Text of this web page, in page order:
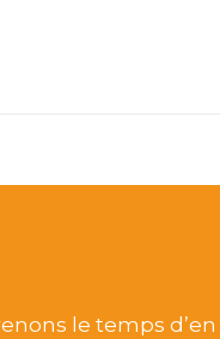
travers les
le temps